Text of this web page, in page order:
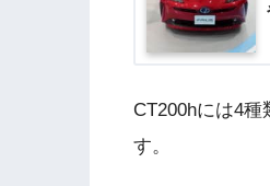
CT200hには4
す。